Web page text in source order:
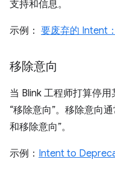
支持和信息。
示例： 要废弃的 Intent
移除意向
当 Blink 工程师打算停
“移除意向”。移除意向
和移除意向”。
示例： Intent to